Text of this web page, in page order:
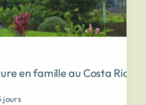
vin !en famille au Costa Rica
jours